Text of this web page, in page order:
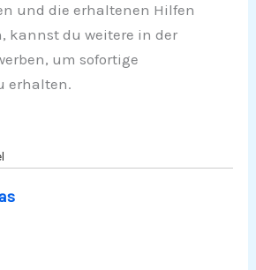
und die erhaltenen Hilfen
kannst du weitere in der
um sofortige
erhalten.